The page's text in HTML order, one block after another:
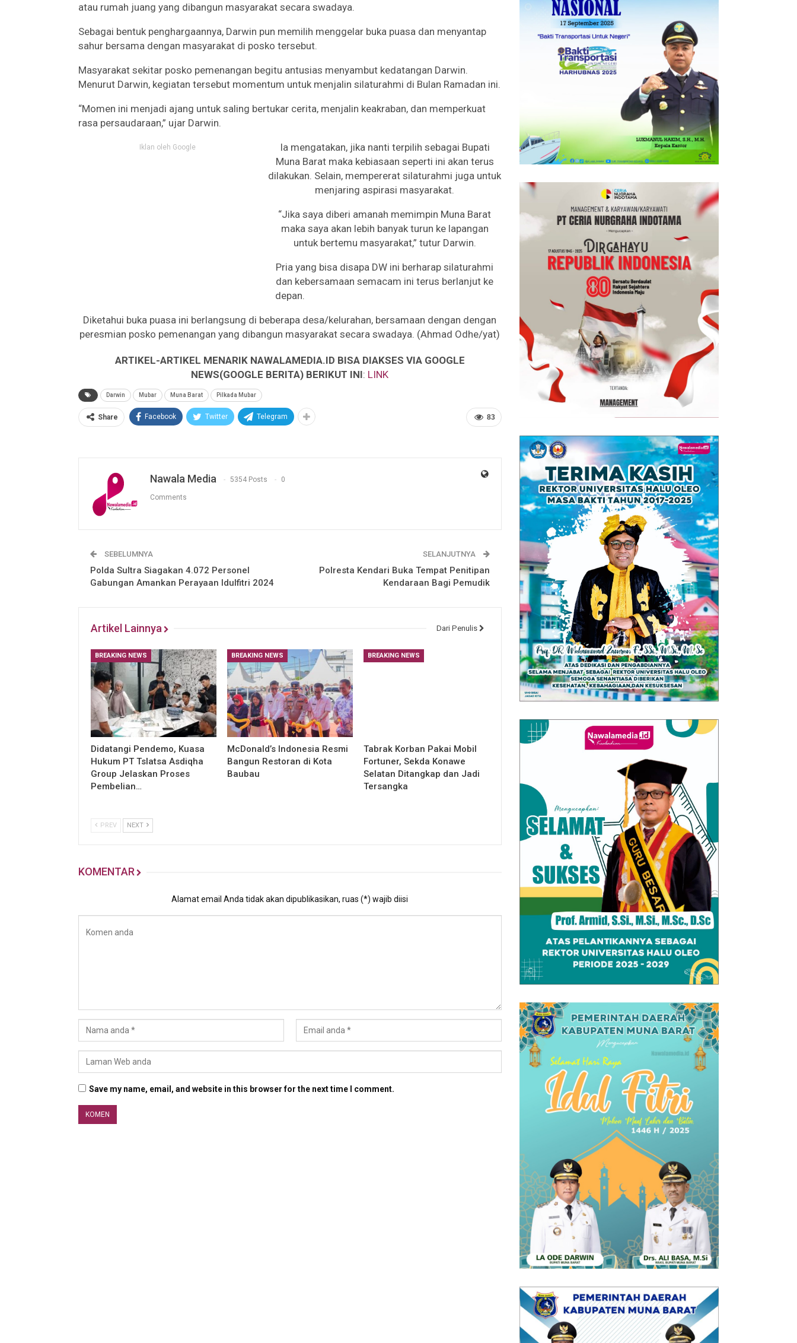
atau rumah juang yang dibangun masyarakat secara swadaya.
Sebagai bentuk penghargaannya, Darwin pun memilih menggelar buka puasa dan menyantap
sahur bersama dengan masyarakat di posko tersebut.
Masyarakat sekitar posko pemenangan begitu antusias menyambut kedatangan Darwin.
Menurut Darwin, kegiatan tersebut momentum untuk menjalin silaturahmi di Bulan Ramadan ini.
“Momen ini menjadi ajang untuk saling bertukar cerita, menjalin keakraban, dan memperkuat
rasa persaudaraan,” ujar Darwin.
Iklan oleh Google
Ia mengatakan, jika nanti terpilih sebagai Bupati
Muna Barat maka kebiasaan seperti ini akan terus
dilakukan. Selain, mempererat silaturahmi juga untuk
menjaring aspirasi masyarakat.
“Jika saya diberi amanah memimpin Muna Barat
maka saya akan lebih banyak turun ke lapangan
untuk bertemu masyarakat,” tutur Darwin.
Pria yang bisa disapa DW ini berharap silaturahmi
dan kebersamaan semacam ini terus berlanjut ke
depan.
Diketahui buka puasa ini berlangsung di beberapa desa/kelurahan, bersamaan dengan dengan
peresmian posko pemenangan yang dibangun masyarakat secara swadaya. (Ahmad Odhe/yat)
ARTIKEL-ARTIKEL MENARIK NAWALAMEDIA.ID BISA DIAKSES VIA GOOGLE
NEWS(GOOGLE BERITA) BERIKUT INI: LINK
Darwin Mubar Muna Barat Pilkada Mubar
83
Share Facebook Twitter Telegram
Nawala Media 5354 Posts 0
Comments
SEBELUMNYA
Polda Sultra Siagakan 4.072 Personel
Gabungan Amankan Perayaan Idulfitri 2024
SELANJUTNYA
Polresta Kendari Buka Tempat Penitipan
Kendaraan Bagi Pemudik
Artikel Lainnya Dari Penulis
BREAKING NEWS
Didatangi Pendemo, Kuasa
Hukum PT Tslatsa Asdiqha
Group Jelaskan Proses
Pembelian…
BREAKING NEWS
McDonald’s Indonesia Resmi
Bangun Restoran di Kota
Baubau
BREAKING NEWS
Tabrak Korban Pakai Mobil
Fortuner, Sekda Konawe
Selatan Ditangkap dan Jadi
Tersangka
PREV NEXT
KOMENTAR
Alamat email Anda tidak akan dipublikasikan, ruas (*) wajib diisi
Save my name, email, and website in this browser for the next time I comment.